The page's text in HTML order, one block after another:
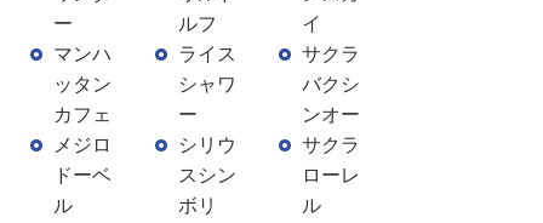
ー
マンハ
ッタン
カフェ
メジロ
ドーベ
ル
ルフ
ライス
シャワ
ー
シリウ
スシン
ボリ
イ
サクラ
バクシ
ンオー
サクラ
ローレ
ル